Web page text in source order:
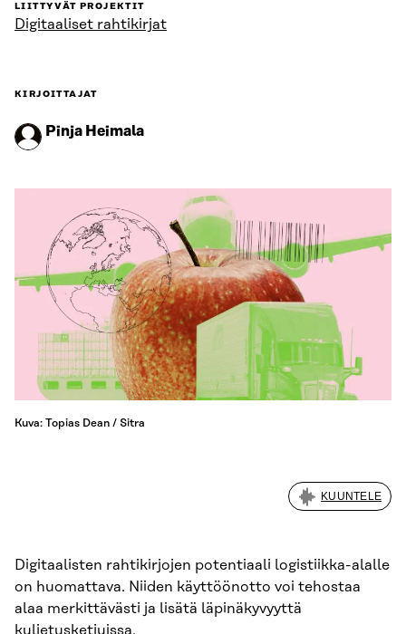
LIITTYVÄT PROJEKTIT
Digitaaliset rahtikirjat
KIRJOITTAJAT
Pinja Heimala
Kuva: Topias Dean / Sitra
KUUNTELE
Digitaalisten rahtikirjojen potentiaali logistiikka-alalle
on huomattava. Niiden käyttöönotto voi tehostaa
alaa merkittävästi ja lisätä läpinäkyvyyttä
kuljetusketjuissa.